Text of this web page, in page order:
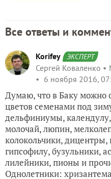
Все ответы и
Korifey ЭКСПЕРТ
Сергей Коваленко
6 ноября 2016,
Думаю, что в Баку можно
цветов семенами под
дельфиниумы,
молочай, люпин,
колокольчики,
гипсофилу, бузульники,
лилейники, пионы и
Однолетники: